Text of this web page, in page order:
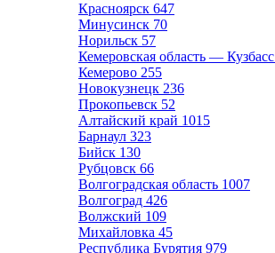
Красноярск 647
Минусинск 70
Норильск 57
Кемеровская область — Кузбасс
Кемерово 255
Новокузнецк 236
Прокопьевск 52
Алтайский край 1015
Барнаул 323
Бийск 130
Рубцовск 66
Волгоградская область 1007
Волгоград 426
Волжский 109
Михайловка 45
Республика Бурятия 979